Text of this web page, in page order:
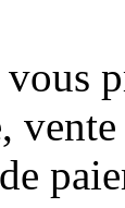
vous